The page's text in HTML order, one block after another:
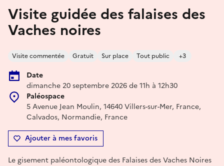
Visite guidée des falaises des
Vaches noires
Visite commentée Gratuit Sur place Tout public +3
Date
dimanche 20 septembre 2026 de 11h à 12h30
Paléospace
5 Avenue Jean Moulin, 14640 Villers-sur-Mer, France,
Calvados, Normandie, France
Ajouter à mes favoris
Le gisement paléontologique des Falaises des Vaches Noires